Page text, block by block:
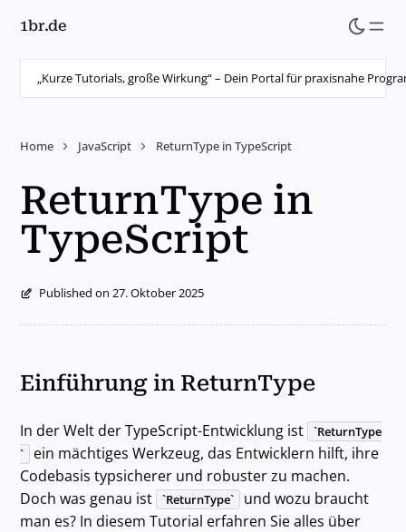
Skip
content
1br.de
„Kurze Tutorials, große Wirkung“ – Dein Portal für praxisnahe
Home JavaScript ReturnType in TypeScript
ReturnType in
TypeScript
Published on 27. Oktober 2025
Einführung in ReturnType
In der Welt der TypeScript-Entwicklung ist ReturnType
ein mächtiges Werkzeug, das Entwicklern hilft, ihre
Codebasis typsicherer und robuster zu machen.
Doch was genau ist
ReturnType
und wozu braucht
man es? In diesem Tutorial erfahren Sie alles über